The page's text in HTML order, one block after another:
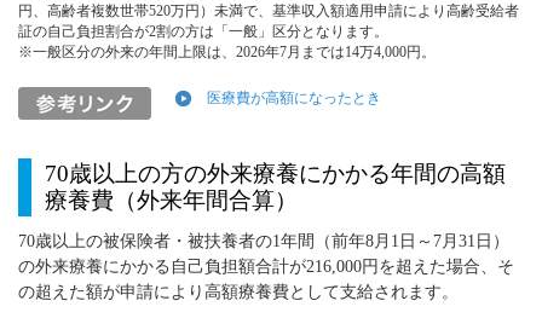
円、高齢者複数世帯520万円）未満で、基準収入額適用申請により高齢受給者
証の自己負担割合が2割の方は「一般」区分となります。
※一般区分の外来の年間上限は、2026年7月までは14万4,000円。
医療費が高額になったとき
70歳以上の方の外来療養にかかる年間の高額
療養費（外来年間合算）
70歳以上の被保険者・被扶養者の1年間（前年8月1日～7月31日）
の外来療養にかかる自己負担額合計が216,000円を超えた場合、そ
の超えた額が申請により高額療養費として支給されます。